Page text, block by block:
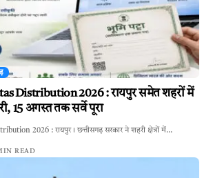
Distribution 2026 : रायपुर समेत शहरों में
15 अगस्त तक सर्वे पूरा
2026 : रायपुर। छत्तीसगढ़ सरकार ने शहरी क्षेत्रों में…
READ